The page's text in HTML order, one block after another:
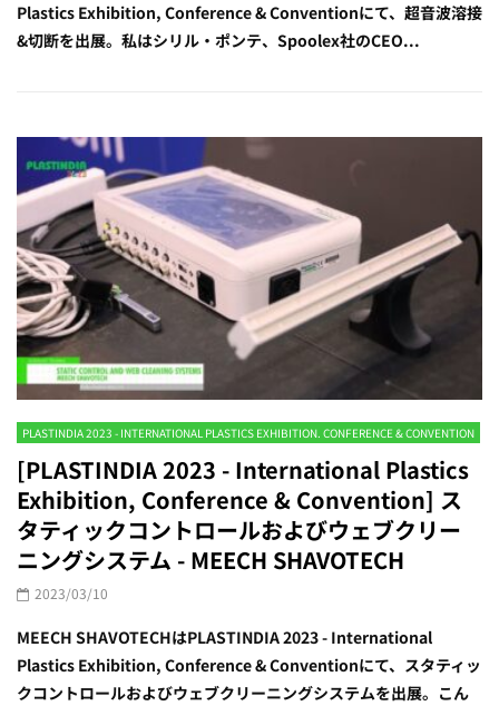
Plastics Exhibition, Conference & Conventionにて、超音波溶接
&切断を出展。私はシリル・ポンテ、Spoolex社のCEO...
PLASTINDIA 2023 - INTERNATIONAL PLASTICS EXHIBITION. CONFERENCE & CONVENTION
[PLASTINDIA 2023 - International Plastics
Exhibition, Conference & Convention] ス
タティックコントロールおよびウェブクリー
ニングシステム - MEECH SHAVOTECH
2023/03/10
MEECH SHAVOTECHはPLASTINDIA 2023 - International
Plastics Exhibition, Conference & Conventionにて、スタティッ
クコントロールおよびウェブクリーニングシステムを出展。こん